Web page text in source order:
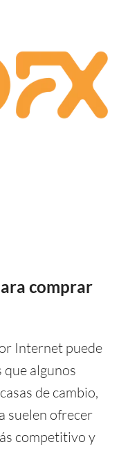
comprar
Internet puede
algunos
de cambio,
suelen ofrecer
competitivo y